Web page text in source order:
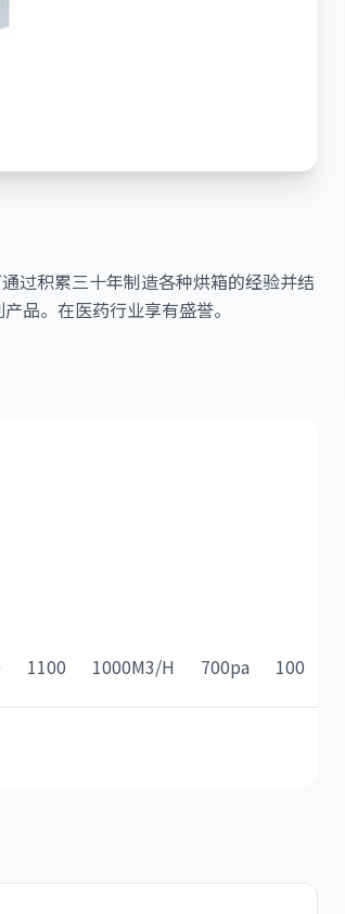
过积累三十年制造各种烘箱的经验并结
品。在医药行业享有盛誉。
1100 1000M3/H 700pa 100